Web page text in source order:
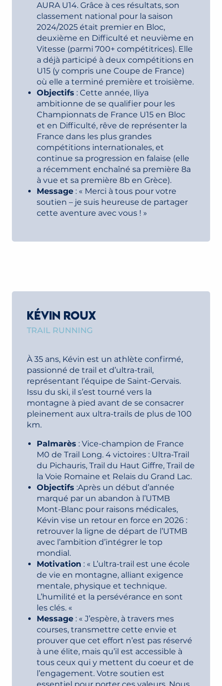
AURA U14. Grâce à ces résultats, son
classement national pour la saison
2024/2025 était premier en Bloc,
deuxième en Difficulté et neuvième en
Vitesse (parmi 700+ compétitrices). Elle
a déjà participé à deux compétitions en
U15 (y compris une Coupe de France)
où elle a terminé première et troisième.
Objectifs : Cette année, Iliya
ambitionne de se qualifier pour les
Championnats de France U15 en Bloc
et en Difficulté, rêve de représenter la
France dans les plus grandes
compétitions internationales, et
continue sa progression en falaise (elle
a récemment enchaîné sa première 8a
à vue et sa première 8b en Grèce).
Message : « Merci à tous pour votre
soutien – je suis heureuse de partager
cette aventure avec vous ! »
KÉVIN ROUX
TRAIL RUNNING
À 35 ans, Kévin est un athlète confirmé,
passionné de trail et d’ultra-trail,
représentant l’équipe de Saint-Gervais.
Issu du ski, il s’est tourné vers la
montagne à pied avant de se consacrer
pleinement aux ultra-trails de plus de 100
km.
Palmarès : Vice-champion de France
M0 de Trail Long. 4 victoires : Ultra-Trail
du Pichauris, Trail du Haut Giffre, Trail de
la Voie Romaine et Relais du Grand Lac.
Objectifs :Après un début d’année
marqué par un abandon à l’UTMB
Mont-Blanc pour raisons médicales,
Kévin vise un retour en force en 2026 :
retrouver la ligne de départ de l’UTMB
avec l’ambition d’intégrer le top
mondial.
Motivation : « L’ultra-trail est une école
de vie en montagne, alliant exigence
mentale, physique et technique.
L’humilité et la persévérance en sont
les clés. «
Message : « J’espère, à travers mes
courses, transmettre cette envie et
prouver que cet effort n’est pas réservé
à une élite, mais qu’il est accessible à
tous ceux qui y mettent du coeur et de
l’engagement. Votre soutien est